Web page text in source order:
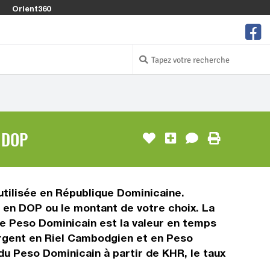
Orient360
en République Dominicaine.
DOP ou le montant de votre choix. La
Peso Dominicain est la valeur en temps
en Riel Cambodgien et en Peso
Peso Dominicain à partir de KHR, le taux